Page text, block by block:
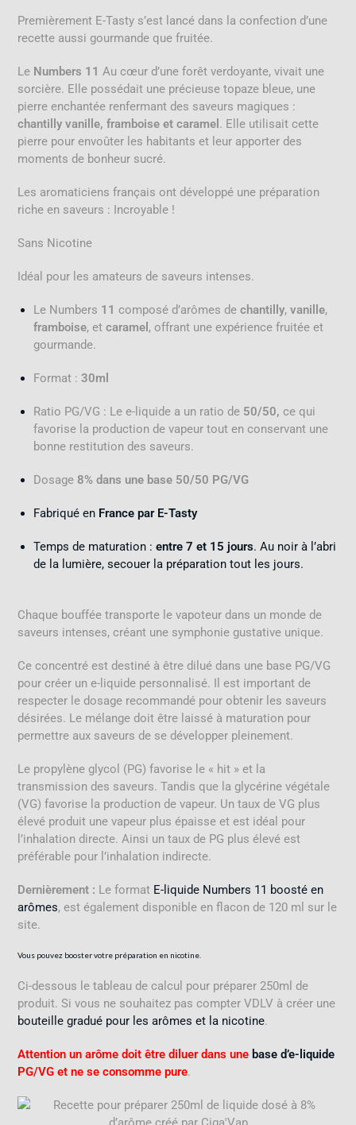
Premièrement E-Tasty s’est lancé dans la confection d’une
recette aussi gourmande que fruitée.
Le Numbers 11 Au cœur d’une forêt verdoyante, vivait une
sorcière. Elle possédait une précieuse topaze bleue, une
pierre enchantée renfermant des saveurs magiques :
chantilly vanille, framboise et caramel . Elle utilisait cette
pierre pour envoûter les habitants et leur apporter des
moments de bonheur sucré.
Les aromaticiens français ont développé une préparation
riche en saveurs : Incroyable !
Sans Nicotine
Idéal pour les amateurs de saveurs intenses.
Le Numbers 11 composé d’arômes dechantilly,vanille,
framboise, etcaramel , offrant une expérience fruitée et
gourmande.
Format : 30ml
Ratio PG/VG : Le e-liquide a un ratio de 50/50, ce qui
favorise la production de vapeur tout en conservant une
bonne restitution des saveurs.
Dosage 8% dans une base 50/50 PG/VG
Fabriqué en France par E-Tasty
Temps de maturation :entre 7 et 15 jours. Au noir à l’abri
de la lumière, secouer la préparation tout les jours.
Chaque bouffée transporte le vapoteur dans un monde de
saveurs intenses, créant une symphonie gustative unique.
Ce concentré est destiné à être dilué dans une base PG/VG
pour créer un e-liquide personnalisé. Il est important de
respecter le dosage recommandé pour obtenir les saveurs
désirées. Le mélange doit être laissé à maturation pour
permettre aux saveurs de se développer pleinement.
Le propylène glycol (PG) favorise le « hit » et la
transmission des saveurs. Tandis que la glycérine végétale
(VG) favorise la production de vapeur. Un taux de VG plus
élevé produit une vapeur plus épaisse et est idéal pour
l’inhalation directe. Ainsi un taux de PG plus élevé est
préférable pour l’inhalation indirecte.
Dernièrement : Le format E-liquide Numbers 11 boosté en
arômes, est également disponible en flacon de 120 ml sur le
site.
Vous pouvez booster votre préparation en nicotine
Ci-dessous le tableau de calcul pour préparer 250ml de
produit. Si vous ne souhaitez pas compter VDLV à créer une
bouteille gradué pour les arômes et la nicotine.
Attention un arôme doit être diluer dans une base d’e-liquide
PG/VG et ne se consomme pure.